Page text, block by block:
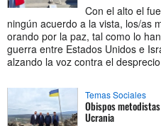
Con el alto el
ningún acuerdo a la vista, los/as
orando por la paz, tal como lo
guerra entre Estados Unidos e
alzando la voz contra el
Temas Sociales
Obispos
Ucrania